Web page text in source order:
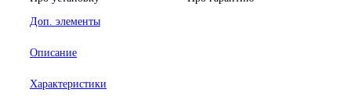
Доп. элементы
Описание
Характеристики